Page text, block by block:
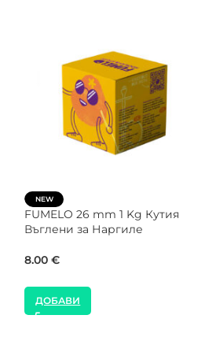
NEO Cubes 72 Бързозапалими
Въглени за Наргиле
ДОБАВИ